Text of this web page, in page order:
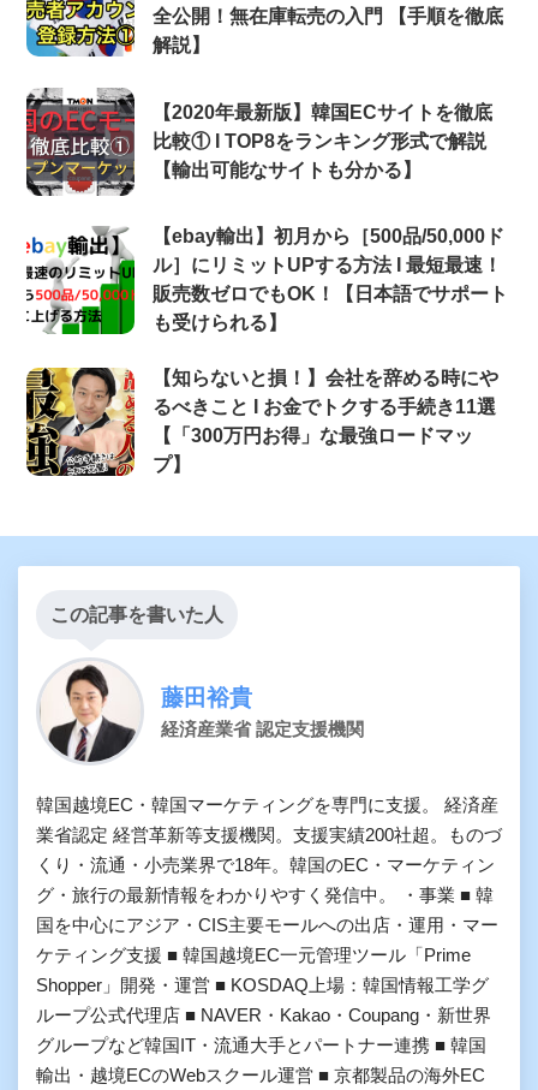
全公開！無在庫転売の入門 【手順を徹底
解説】
【2020年最新版】韓国ECサイトを徹底
比較① Ι TOP8をランキング形式で解説
【輸出可能なサイトも分かる】
【ebay輸出】初月から［500品/50,000ド
ル］にリミットUPする方法 Ι 最短最速！
販売数ゼロでもOK！【日本語でサポート
も受けられる】
【知らないと損！】会社を辞める時にや
るべきこと Ι お金でトクする手続き11選
【「300万円お得」な最強ロードマッ
プ】
この記事を書いた人
藤田裕貴
経済産業省 認定支援機関
韓国越境EC・韓国マーケティングを専門に支援。 経済産
業省認定 経営革新等支援機関。支援実績200社超。ものづ
くり・流通・小売業界で18年。韓国のEC・マーケティン
グ・旅行の最新情報をわかりやすく発信中。 ・事業 ■ 韓
国を中心にアジア・CIS主要モールへの出店・運用・マー
ケティング支援 ■ 韓国越境EC一元管理ツール「Prime
Shopper」開発・運営 ■ KOSDAQ上場：韓国情報工学グ
ループ公式代理店 ■ NAVER・Kakao・Coupang・新世界
グループなど韓国IT・流通大手とパートナー連携 ■ 韓国
輸出・越境ECのWebスクール運営 ■ 京都製品の海外EC